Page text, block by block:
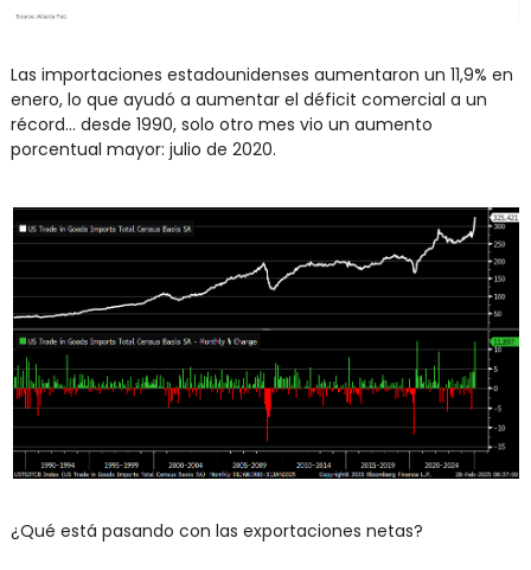
Las importaciones estadounidenses aumentaron un 11,9% en
enero, lo que ayudó a aumentar el déficit comercial a un
récord... desde 1990, solo otro mes vio un aumento
porcentual mayor: julio de 2020.
¿Qué está pasando con las exportaciones netas?